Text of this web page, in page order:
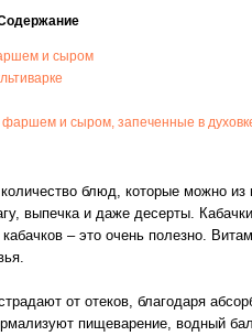
и сыром
и сыром, запеченные в
блюд, которые можно из
выпечка и даже десерты.
– это очень полезно.
от отеков, благодаря
пищеварение, водный